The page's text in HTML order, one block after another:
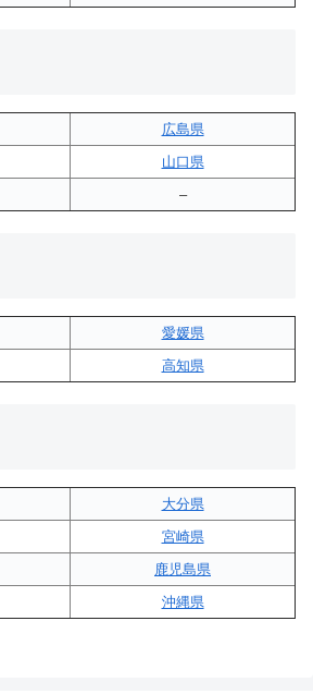
広島県
山口県
–
愛媛県
高知県
大分県
宮崎県
鹿児島県
沖縄県